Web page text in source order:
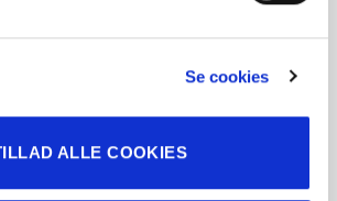
Se cookies
ALLE COOKIES
vores lamelløsninger, nyttig viden og
i dette katalog. Go’ fornøjelse.